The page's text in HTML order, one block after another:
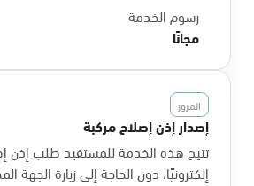
رسوم الخدمة
مجانًا
المرور
إصدار إذن إصلاح مركبة
تتيح هذه الخدمة للمستفيد طلب إذن
إلكترونيًا، دون الحاجة إلى زيارة الجهة